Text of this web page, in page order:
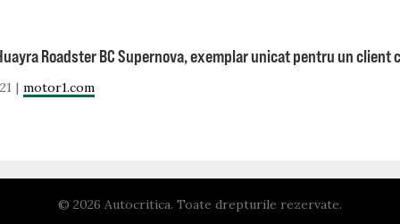
Roadster BC Supernova, exemplar unicat pentru un client
motor1.com
© 2026 Autocritica. Toate drepturile rezervate.